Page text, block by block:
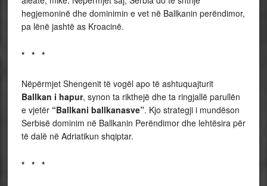
hegjemoninë dhe dominimin e vet në Ballkanin perëndimor,
pa lënë jashtë as Kroacinë.
* * *
Nëpërmjet Shengenit të vogël apo të ashtuquajturit
Ballkan i hapur, synon ta rikthejë dhe ta ringjallë parullën
e vjetër “Ballkani ballkanasve”. Kjo strategji i mundëson
Serbisë dominim në Ballkanin Perëndimor dhe lehtësira për
të dalë në Adriatikun shqiptar.
* * *